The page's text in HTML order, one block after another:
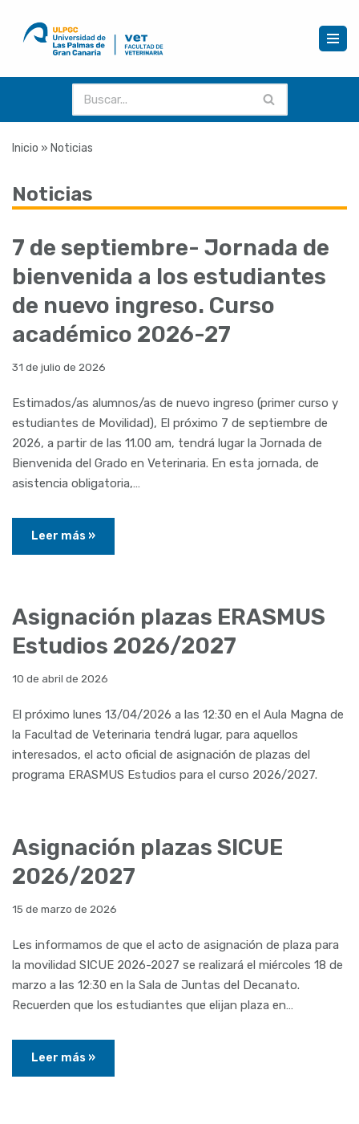
Saltar
Inicio » Noticias
Noticias
7 de septiembre- Jornada de
bienvenida a los estudiantes
de nuevo ingreso. Curso
académico 2026-27
31 de julio de 2026
Estimados/as alumnos/as de nuevo ingreso (primer curso y
estudiantes de Movilidad), El próximo 7 de septiembre de
2026, a partir de las 11.00 am, tendrá lugar la Jornada de
Bienvenida del Grado en Veterinaria. En esta jornada, de
asistencia obligatoria,…
Leer más »
Asignación plazas ERASMUS
Estudios 2026/2027
10 de abril de 2026
El próximo lunes 13/04/2026 a las 12:30 en el Aula Magna de
la Facultad de Veterinaria tendrá lugar, para aquellos
interesados, el acto oficial de asignación de plazas del
programa ERASMUS Estudios para el curso 2026/2027.
Asignación plazas SICUE
2026/2027
15 de marzo de 2026
Les informamos de que el acto de asignación de plaza para
la movilidad SICUE 2026-2027 se realizará el miércoles 18 de
marzo a las 12:30 en la Sala de Juntas del Decanato.
Recuerden que los estudiantes que elijan plaza en…
Leer más »